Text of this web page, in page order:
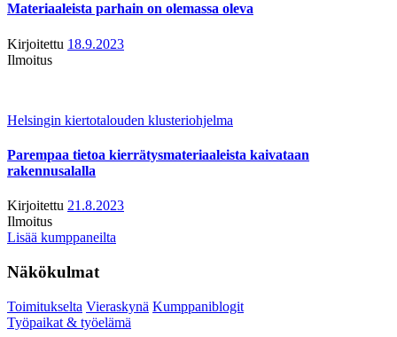
Materiaaleista parhain on olemassa oleva
Kirjoitettu 18.9.2023
Ilmoitus
Helsingin kiertotalouden klusteriohjelma
Parempaa tietoa kierrätysmateriaaleista kaivataan
rakennusalalla
Kirjoitettu 21.8.2023
Ilmoitus
Lisää kumppaneilta
Näkökulmat
Toimitukselta Vieraskynä Kumppaniblogit
Työpaikat & työelämä